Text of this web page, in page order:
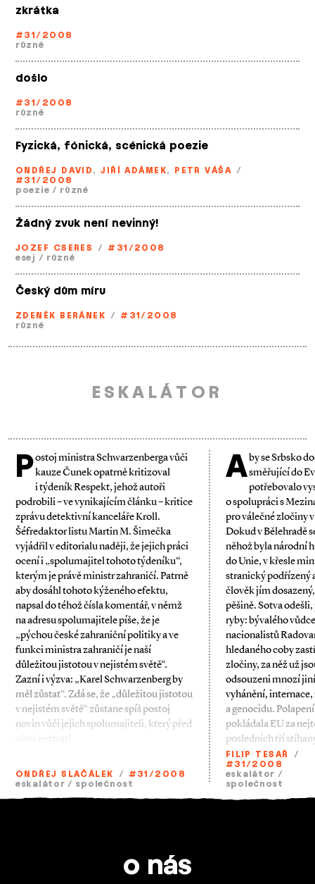
zkrátka
#31/2008
různé
došlo
#31/2008
různé
Fyzická, fónická, scénická poezie
ONDŘEJ DAVID, JIŘÍ ADÁMEK, PETR VÁŠA /
#31/2008
poezie / různé
Žádný zvuk není nevinný!
JOZEF CSERES / #31/2008
esej / různé
Český dům míru
ZDENĚK BERÁNEK / #31/2008
různé
ESKALÁTOR
P
ostoj ministra Schwarzenberga vůči
kauze Čunek opatrně kritizoval
i týdeník Respekt, jehož autoři
podrobili – ve vynikajícím článku – kritice
zprávu detektivní kanceláře Kroll.
Šéfredaktor listu Martin M. Šimečka
vyjádřil v editorialu naději, že jejich práci
ocení i „spolumajitel tohoto týdeníku“,
kterým je právě ministr zahraničí. Patrně
aby dosáhl tohoto kýženého efektu,
napsal do téhož čísla komentář, v němž
na adresu spolumajitele píše, že je
„pýchou české zahraniční politiky a ve
funkci ministra zahraničí je naší
důležitou jistotou v nejistém světě“.
Zazní i výzva: „Karel Schwarzenberg by
měl zůstat“. Zdá se, že „důležitou jistotou
v nejistém světě“ zůstane spíš postoj
novin vůči jejich spolumajiteli, který před
ONDŘEJ SLAČÁLEK / #31/2008
eskalátor / společnost
A
by se Srbsko
směřující do
potřebovalo
o spolupráci s
pro válečné zločiny
Dokud v Bělehradě
něhož byla národní
do Unie, v křesle
stranický podřízený
člověk jím
pěšině. Sotva
ryby: bývalého
nacionalistů
hledaného coby
zločiny, za něž už
odsouzeni mnozí
vyhánění,
a genocidu.
pokládala EU za
posledních tří
ještě nejsou.
FILIP TESAŘ
/
#31/2008
eskalátor /
společnost
o nás